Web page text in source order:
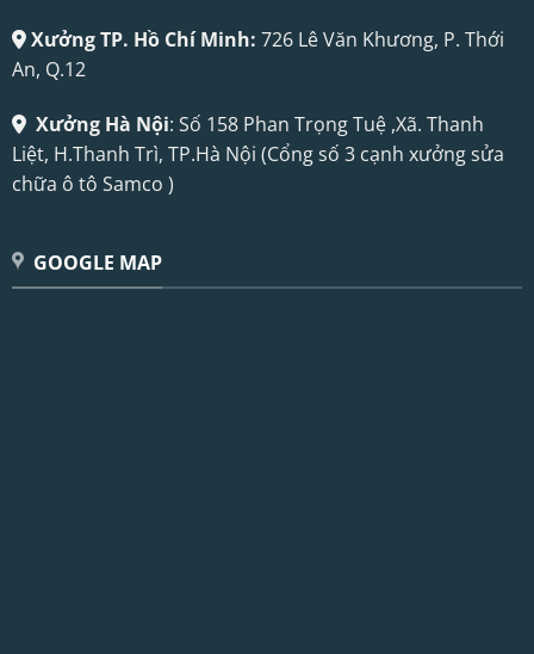
Xưởng TP. Hồ Chí Minh: 726 Lê Văn Khương, P. Thới
An, Q.12
Xưởng Hà Nội: Số 158 Phan Trọng Tuệ ,Xã. Thanh
Liệt, H.Thanh Trì, TP.Hà Nội (Cổng số 3 cạnh xưởng sửa
chữa ô tô Samco )
GOOGLE MAP